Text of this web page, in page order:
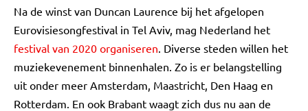
Na de winst van Duncan Laurence bij het afgelopen
Eurovisiesongfestival in Tel Aviv, mag Nederland het
festival van 2020 organiseren. Diverse steden willen het
muziekevenement binnenhalen. Zo is er belangstelling
uit onder meer Amsterdam, Maastricht, Den Haag en
Rotterdam. En ook Brabant waagt zich dus nu aan de